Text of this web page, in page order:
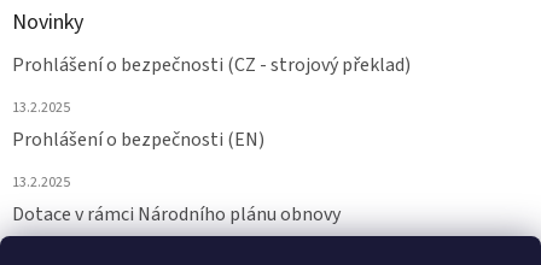
Novinky
Prohlášení o bezpečnosti (CZ - strojový překlad)
13.2.2025
Prohlášení o bezpečnosti (EN)
13.2.2025
Dotace v rámci Národního plánu obnovy